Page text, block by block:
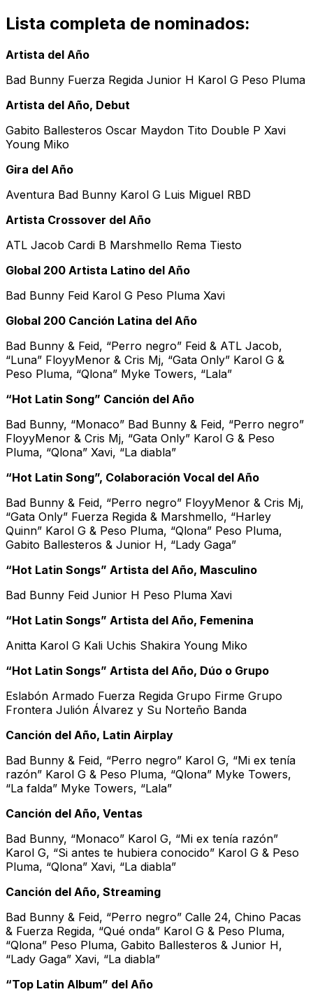
Lista completa de nominados:
Artista del Año
Bad Bunny Fuerza Regida Junior H Karol G Peso Pluma
Artista del Año, Debut
Gabito Ballesteros Oscar Maydon Tito Double P Xavi
Young Miko
Gira del Año
Aventura Bad Bunny Karol G Luis Miguel RBD
Artista Crossover del Año
ATL Jacob Cardi B Marshmello Rema Tiesto
Global 200 Artista Latino del Año
Bad Bunny Feid Karol G Peso Pluma Xavi
Global 200 Canción Latina del Año
Bad Bunny & Feid, “Perro negro” Feid & ATL Jacob,
“Luna” FloyyMenor & Cris Mj, “Gata Only” Karol G &
Peso Pluma, “Qlona” Myke Towers, “Lala”
“Hot Latin Song” Canción del Año
Bad Bunny, “Monaco” Bad Bunny & Feid, “Perro negro”
FloyyMenor & Cris Mj, “Gata Only” Karol G & Peso
Pluma, “Qlona” Xavi, “La diabla”
“Hot Latin Song”, Colaboración Vocal del Año
Bad Bunny & Feid, “Perro negro” FloyyMenor & Cris Mj,
“Gata Only” Fuerza Regida & Marshmello, “Harley
Quinn” Karol G & Peso Pluma, “Qlona” Peso Pluma,
Gabito Ballesteros & Junior H, “Lady Gaga”
“Hot Latin Songs” Artista del Año, Masculino
Bad Bunny Feid Junior H Peso Pluma Xavi
“Hot Latin Songs” Artista del Año, Femenina
Anitta Karol G Kali Uchis Shakira Young Miko
“Hot Latin Songs” Artista del Año, Dúo o Grupo
Eslabón Armado Fuerza Regida Grupo Firme Grupo
Frontera Julión Álvarez y Su Norteño Banda
Canción del Año, Latin Airplay
Bad Bunny & Feid, “Perro negro” Karol G, “Mi ex tenía
razón” Karol G & Peso Pluma, “Qlona” Myke Towers,
“La falda” Myke Towers, “Lala”
Canción del Año, Ventas
Bad Bunny, “Monaco” Karol G, “Mi ex tenía razón”
Karol G, “Si antes te hubiera conocido” Karol G & Peso
Pluma, “Qlona” Xavi, “La diabla”
Canción del Año, Streaming
Bad Bunny & Feid, “Perro negro” Calle 24, Chino Pacas
& Fuerza Regida, “Qué onda” Karol G & Peso Pluma,
“Qlona” Peso Pluma, Gabito Ballesteros & Junior H,
“Lady Gaga” Xavi, “La diabla”
“Top Latin Album” del Año